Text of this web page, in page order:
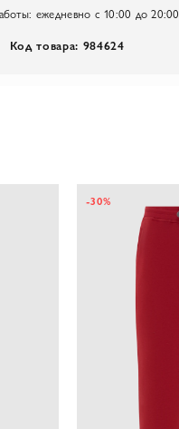
ежедневно с 10:00 до 20:00
Код товара: 984624
-30%